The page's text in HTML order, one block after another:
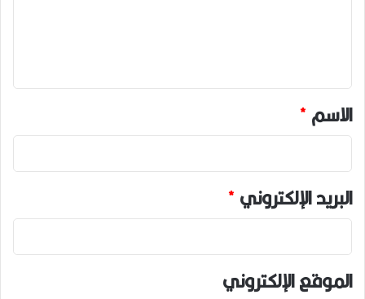
ق
*
الاسم*
البريد الإلكتروني*
الموقع الإلكتروني